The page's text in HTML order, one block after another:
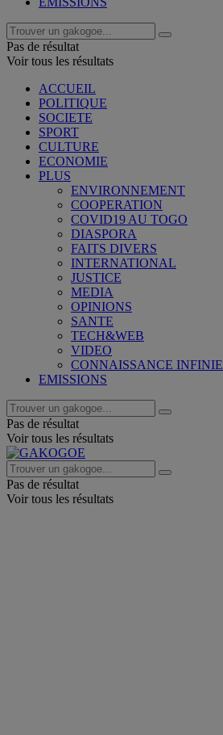
Pas de résultat
Voir tous les résultats
ACCUEIL
POLITIQUE
SOCIETE
SPORT
CULTURE
ECONOMIE
PLUS
ENVIRONNEMENT
COOPERATION
COVID19 AU TOGO
DIASPORA
FAITS DIVERS
INTERNATIONAL
JUSTICE
MEDIA
OPINIONS
SANTE
TECH&WEB
VIDEO
CONNAISSANCE INFINIE
EMISSIONS
Pas de résultat
Voir tous les résultats
Pas de résultat
Voir tous les résultats